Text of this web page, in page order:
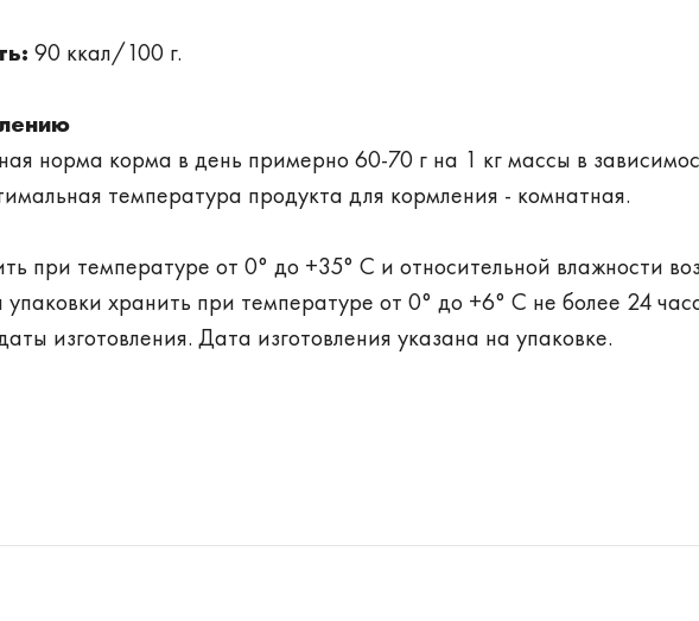
90 ккал/100 г.
норма корма в день примерно 60-70 г на 1 кг массы в
температура продукта для кормления - комнатная.
при температуре от 0° до +35° C и относительной влажности
хранить при температуре от 0° до +6° C не более 24
изготовления. Дата изготовления указана на упаковке.